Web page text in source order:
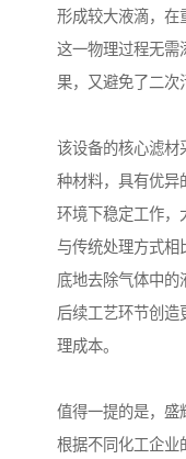
形成较大液滴，在
这一物理过程无需
果，又避免了二次
该设备的核心滤材
种材料，具有优异
环境下稳定工作，
与传统处理方式相
底地去除气体中的
后续工艺环节创造
理成本。
值得一提的是，盛
根据不同化工企业